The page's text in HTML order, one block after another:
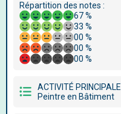
Répartition des notes :
67 %
33 %
00 %
00 %
00 %
ACTIVITÉ PRINCIPALE
Peintre en Bâtiment